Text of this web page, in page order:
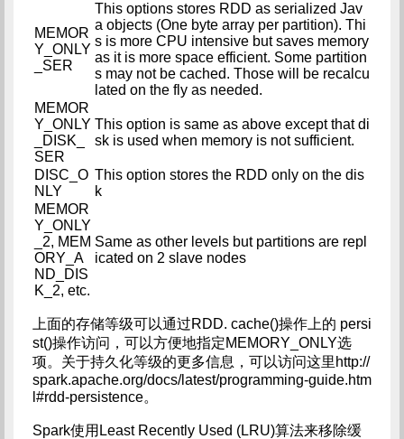
MEMOR
Y_ONLY
_SER
This options stores RDD as serialized Jav
a objects (One byte array per partition). Thi
s is more CPU intensive but saves memory
as it is more space efficient. Some partition
s may not be cached. Those will be recalcu
lated on the fly as needed.
MEMOR
Y_ONLY
_DISK_
SER
This option is same as above except that di
sk is used when memory is not sufficient.
DISC_O
NLY
This option stores the RDD only on the dis
k
MEMOR
Y_ONLY
_2, MEM
ORY_A
ND_DIS
K_2, etc.
Same as other levels but partitions are repl
icated on 2 slave nodes
上面的存储等级可以通过RDD. cache()操作上的 persi
st()操作访问，可以方便地指定MEMORY_ONLY选
项。关于持久化等级的更多信息，可以访问这里http://
spark.apache.org/docs/latest/programming-guide.htm
l#rdd-persistence。
Spark使用Least Recently Used (LRU)算法来移除缓